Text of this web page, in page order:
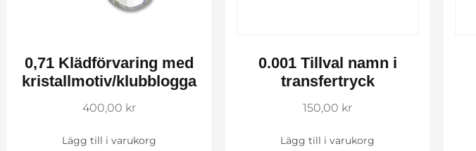
0,71 Klädförvaring med
kristallmotiv/klubblogga
400,00 kr
Lägg till i varukorg
0.001 Tillval namn i
transfertryck
150,00 kr
Lägg till i varukorg